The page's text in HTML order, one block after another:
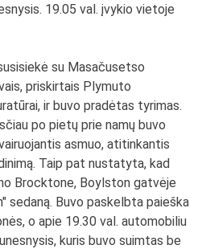
19.05 val. įvykio vietoje
su Masačusetso
priskirtais Plymuto
ir buvo pradėtas tyrimas.
po pietų prie namų buvo
asmuo, atitinkantis
Taip pat nustatyta, kad
Brocktone, Boylston gatvėje
sedaną. Buvo paskelbta paieška
o apie 19.30 val. automobiliu
kuris buvo suimtas be